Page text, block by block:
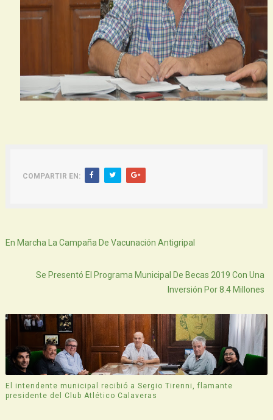
COMPARTIR EN:
En Marcha La Campaña De Vacunación Antigripal
Se Presentó El Programa Municipal De Becas 2019 Con Una
Inversión Por 8.4 Millones
El intendente municipal recibió a Sergio Tirenni, flamante
presidente del Club Atlético Calaveras